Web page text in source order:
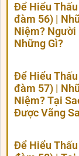
Để Hiểu
đàm 56) |
Niệm? Người
Những Gì?
Để Hiểu
đàm 57) |
Niệm? Tại
Được Vãng
Để Hiểu